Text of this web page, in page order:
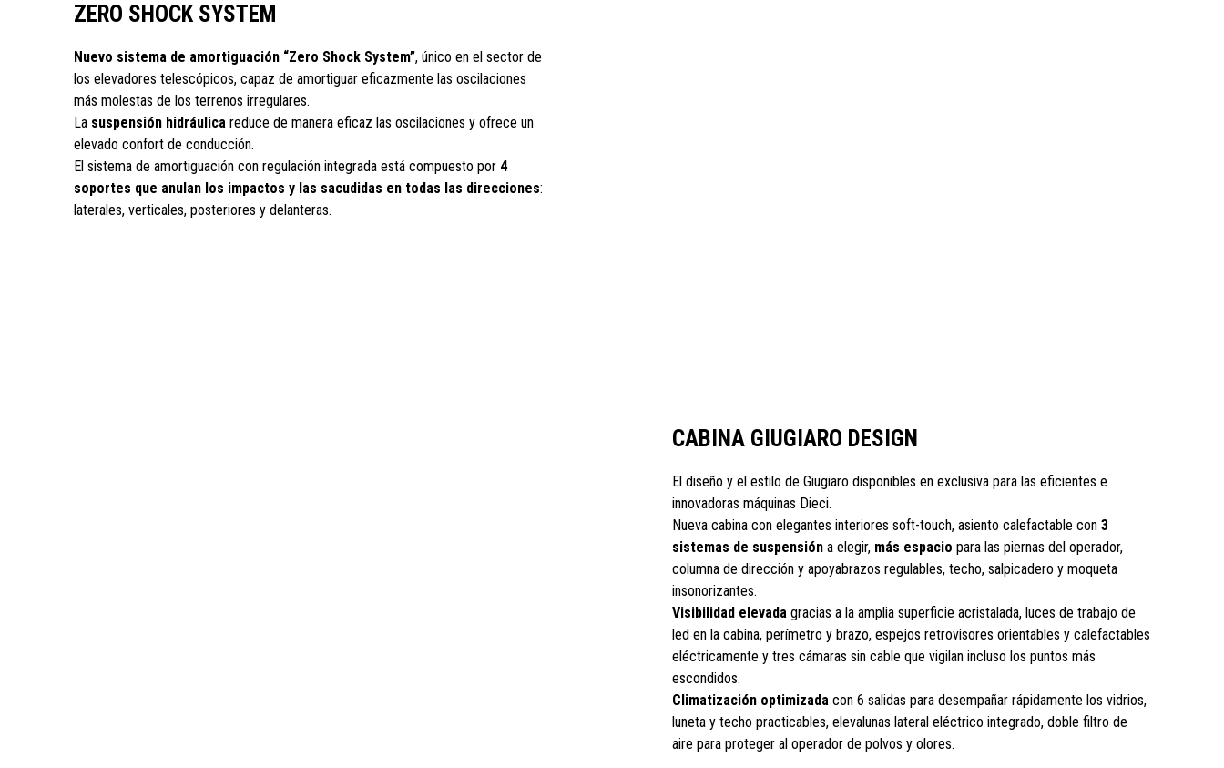
ZERO SHOCK SYSTEM
Nuevo sistema de amortiguación “Zero Shock System”, único en el sector de
los elevadores telescópicos, capaz de amortiguar eficazmente las oscilaciones
más molestas de los terrenos irregulares.
La suspensión hidráulicareduce de manera eficaz las oscilaciones y ofrece un
elevado confort de conducción.
El sistema de amortiguación con regulación integrada está compuesto por 4
soportes que anulan los impactos y las sacudidas en todas las direcciones:
laterales, verticales, posteriores y delanteras.
CABINA GIUGIARO DESIGN
El diseño y el estilo de Giugiaro disponibles en exclusiva para las eficientes e
innovadoras máquinas Dieci.
Nueva cabina con elegantes interiores soft-touch, asiento calefactable con 3
sistemas de suspensióna elegir, más espacio para las piernas del operador,
columna de dirección y apoyabrazos regulables, techo, salpicadero y moqueta
insonorizantes.
Visibilidad elevadagracias a la amplia superficie acristalada, luces de trabajo de
led en la cabina, perímetro y brazo, espejos retrovisores orientables y calefactables
eléctricamente y tres cámaras sin cable que vigilan incluso los puntos más
escondidos.
Climatización optimizadacon 6 salidas para desempañar rápidamente los vidrios,
luneta y techo practicables, elevalunas lateral eléctrico integrado, doble filtro de
aire para proteger al operador de polvos y olores.